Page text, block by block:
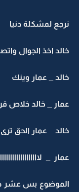
نرجع لمشكلة دنيا
خالد اخذ الجوال
خالد _ عمار وينك
عمار _ خالد خلاص
خالد _ عمار الحق
عمار _
الموضوع بس عشر